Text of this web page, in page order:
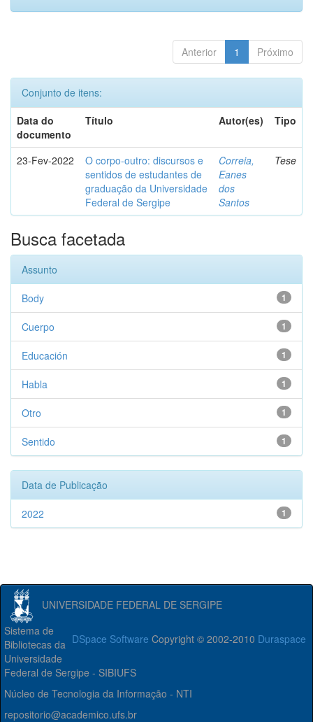
Anterior 1 Próximo
Conjunto de itens:
Data do
documento
Título Autor(es) Tipo
23-Fev-2022
O corpo-outro: discursos e
sentidos de estudantes de
graduação da Universidade
Federal de Sergipe
Correia,
Eanes
dos
Santos
Tese
Busca facetada
Assunto
1
Body
1
Cuerpo
1
Educación
1
Habla
1
Otro
1
Sentido
Data de Publicação
1
2022
UNIVERSIDADE FEDERAL DE SERGIPE
DSpace Software Copyright © 2002-2010 Duraspace
Sistema de
Bibliotecas da
Universidade
Federal de Sergipe - SIBIUFS
Núcleo de Tecnologia da Informação - NTI
repositorio@academico.ufs.br